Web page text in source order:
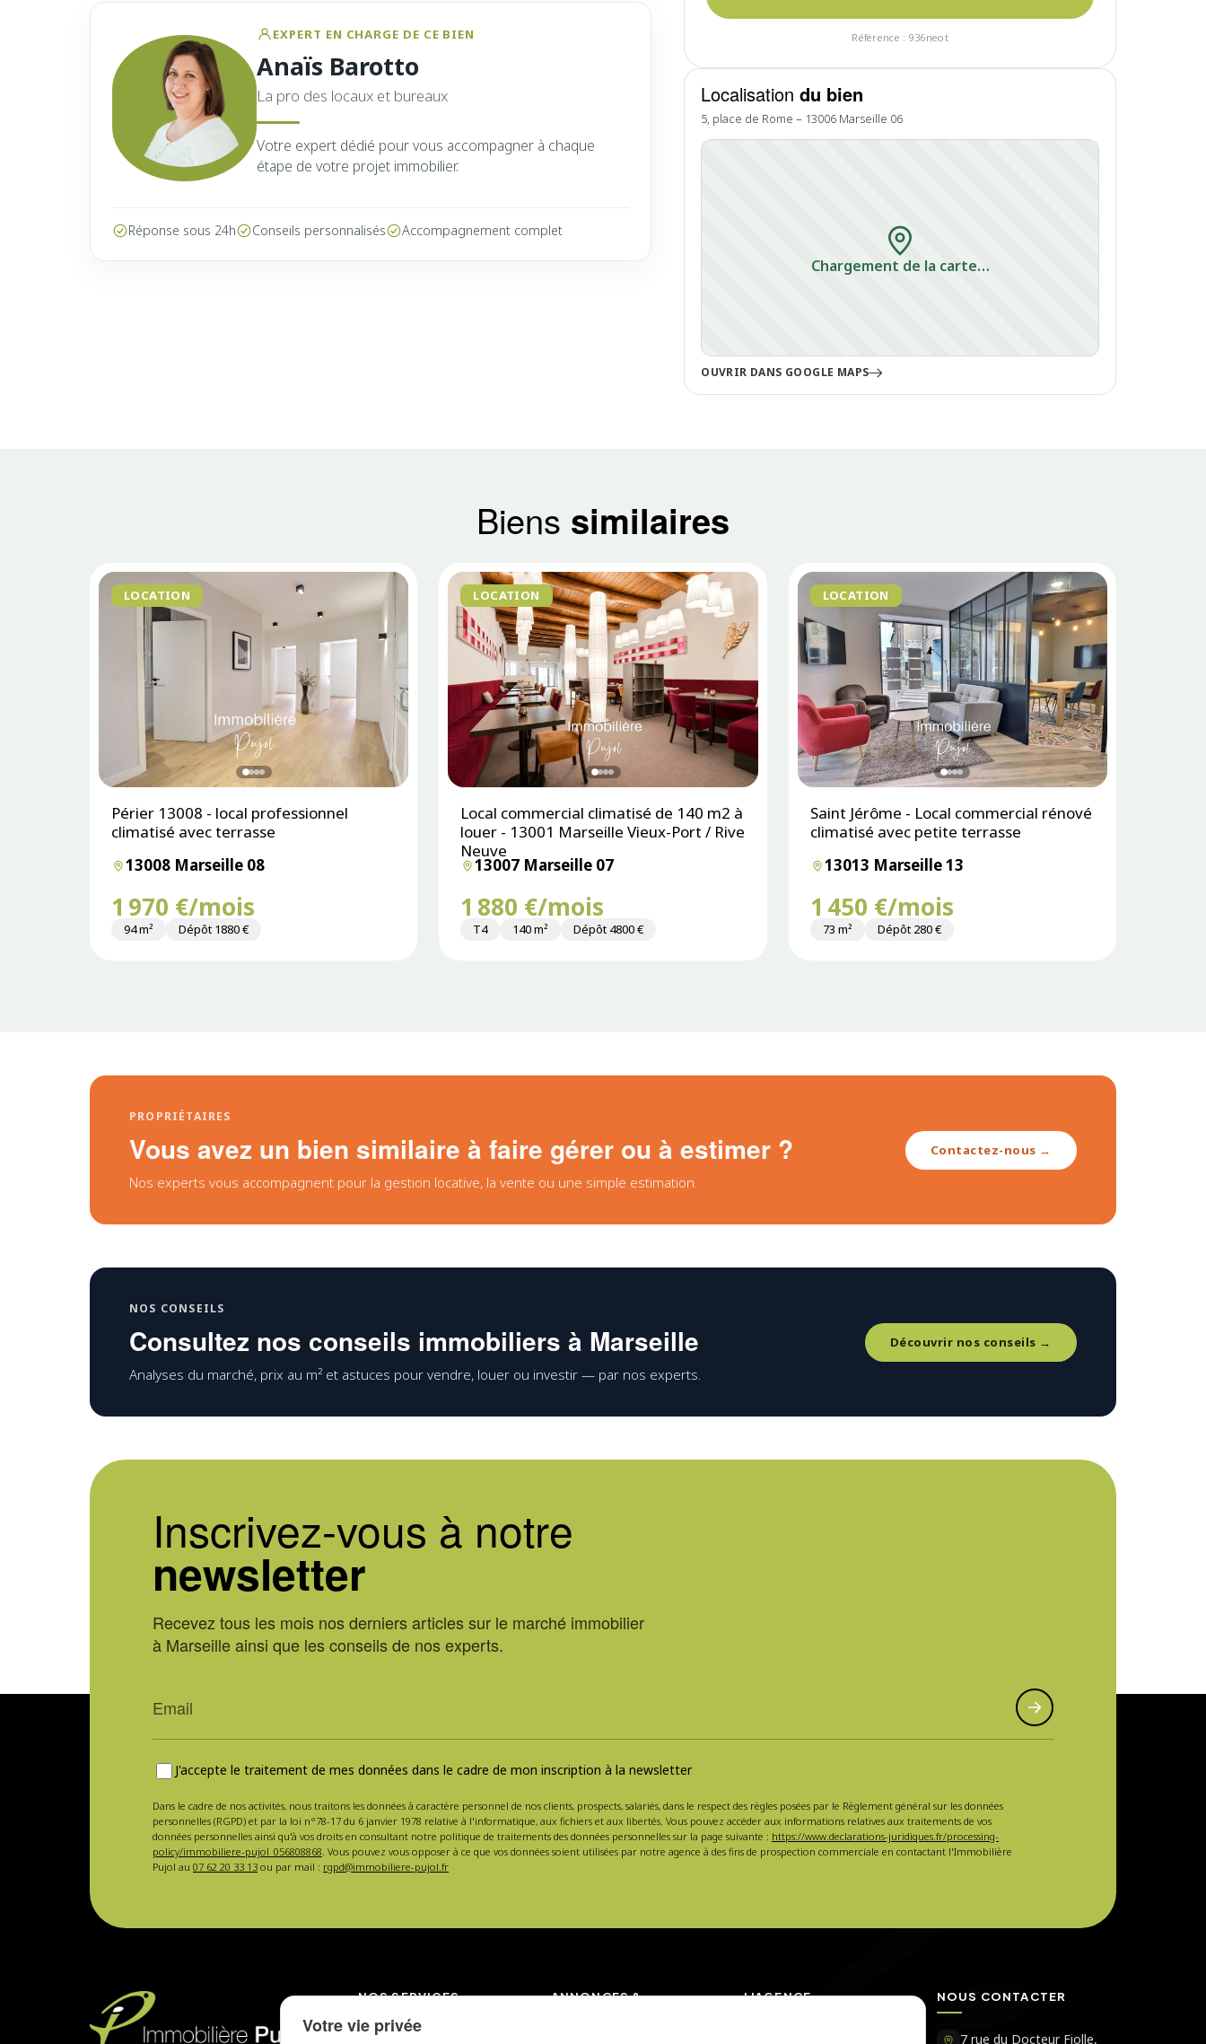
Référence : 936neot
Localisationdu bien
5, place de Rome – 13006 Marseille 06
Chargement de la carte…
OUVRIR DANS GOOGLE MAPS
EXPERT EN CHARGE DE CE BIEN
Anaïs Barotto
La pro des locaux et bureaux
Votre expert dédié pour vous accompagner à chaque
étape de votre projet immobilier.
Réponse sous 24h Conseils personnalisés Accompagnement complet
Biens similaires
LOCATION
Périer 13008 - local professionnel
climatisé avec terrasse
13008 Marseille 08
1 970 €/mois
94 m² Dépôt 1880 €
LOCATION
Local commercial climatisé de 140 m2 à
louer - 13001 Marseille Vieux-Port / Rive
Neuve
13007 Marseille 07
1 880 €/mois
T4 140 m² Dépôt 4800 €
LOCATION
Saint Jérôme - Local commercial rénové
climatisé avec petite terrasse
13013 Marseille 13
1 450 €/mois
73 m² Dépôt 280 €
PROPRIÉTAIRES
Vous avez un bien similaire à faire gérer ou à estimer ?
Nos experts vous accompagnent pour la gestion locative, la vente ou une simple estimation.
Contactez-nous →
NOS CONSEILS
Consultez nos conseils immobiliers à Marseille
Analyses du marché, prix au m² et astuces pour vendre, louer ou investir — par nos experts.
Découvrir nos conseils →
Inscrivez-vous à notre
newsletter
Recevez tous les mois nos derniers articles sur le marché immobilier
à Marseille ainsi que les conseils de nos experts.
J'accepte le traitement de mes données dans le cadre de mon inscription à la newsletter
Dans le cadre de nos activités, nous traitons les données à caractère personnel de nos clients, prospects, salariés, dans le respect des règles posées par le Règlement général sur les données
personnelles (RGPD) et par la loi n°78-17 du 6 janvier 1978 relative à l'informatique, aux fichiers et aux libertés. Vous pouvez accéder aux informations relatives aux traitements de vos
données personnelles ainsi qu'à vos droits en consultant notre politique de traitements des données personnelles sur la page suivante : https://www.declarations-juridiques.fr/processing-
policy/immobiliere-pujol_056808868. Vous pouvez vous opposer à ce que vos données soient utilisées par notre agence à des fins de prospection commerciale en contactant l'Immobilière
Pujol au 07 62 20 33 13 ou par mail : rgpd@immobiliere-pujol.fr
NOS SERVICES
Mise en location
ANNONCES &
L'AGENCE NOUS CONTACTER
7 rue du Docteur Fiolle,
Votre vie privée